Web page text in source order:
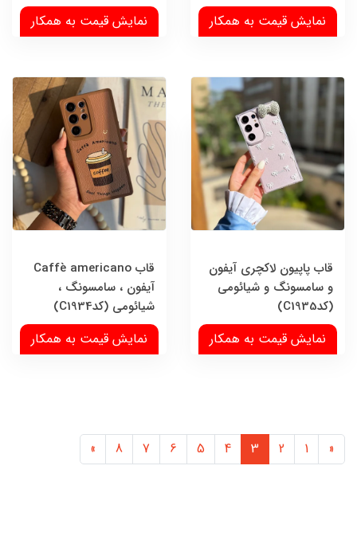
نمایش قیمت به همکار نمایش قیمت به همکار
قاب پاپیون لاکچری آیفون
و سامسونگ و شیائومی
(کدC1935)
نمایش قیمت به همکار
قاب Caffè americano
آیفون ، سامسونگ ،
شیائومی (کدC1934)
نمایش قیمت به همکار
«
1
2
3
4
5
6
7
8
»